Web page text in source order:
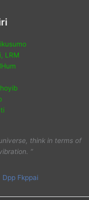
LRM
think in terms of
”
Dpp Fkppai